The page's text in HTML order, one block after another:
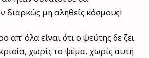
διαρκώς μη αληθείς κόσμους!
απ’ όλα είναι ότι ο ψεύτης δε ζει
χωρίς το ψέμα, χωρίς αυτή